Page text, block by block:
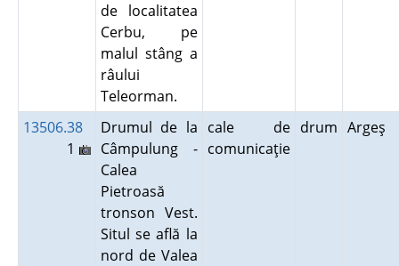
de localitatea
Cerbu, pe
malul stâng a
râului
Teleorman.
13506.38
1
Drumul de la
Câmpulung -
Calea
Pietroasă
tronson Vest.
Situl se află la
nord de Valea
cale de
comunicaţie
drum Argeş